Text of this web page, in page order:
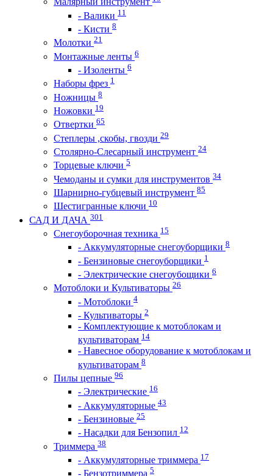
- Валики 11
- Кисти 8
Молотки 21
Монтажные ленты 6
- Изоленты 6
Наборы фрез 1
Ножницы 8
Ножовки 19
Отвертки 65
Степлеры ,скобы, гвозди 29
Столярно-Слесарный инструмент 24
Торцевые ключи 5
Чемоданы и сумки для инструментов 34
Шарнирно-губцевый инструмент 85
Шестигранные ключи 10
САД И ДАЧА 301
Снегоуборочная техника 15
- Аккумуляторные снегоуборщики 8
- Бензиновые снегоуборщики 1
- Электрические снегоубощики 6
Мотоблоки и Культиваторы 26
- Мотоблоки 4
- Культиваторы 2
- Комплектующие к мотоблокам и
культиваторам 14
- Навесное оборудование к мотоблокам и
культиваторам 8
Пилы цепные 96
- Электрические 16
- Аккумуляторные 43
- Бензиновые 25
- Насадки для Бензопил 12
Триммера 38
- Аккумуляторные триммера 17
- Бензотриммера 5